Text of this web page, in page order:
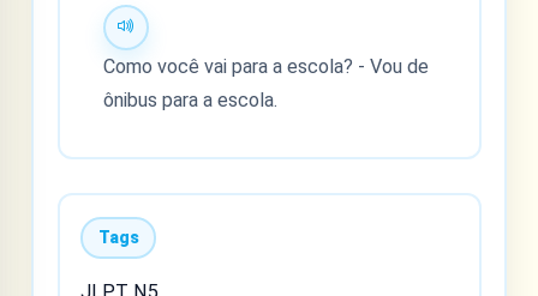
Como você vai para a escola? - Vou de
ônibus para a escola.
Tags
JLPT N5